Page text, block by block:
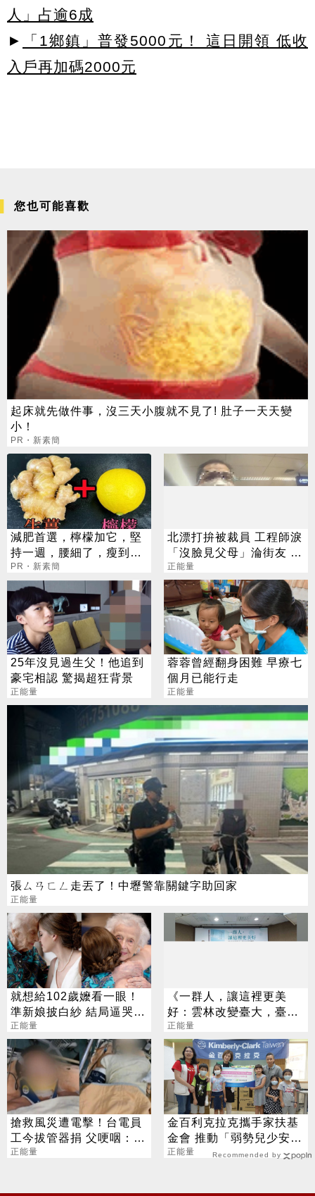
人」占逾6成
►
「1鄉鎮」普發5000元！ 這日開領 低收
入戶再加碼2000元
您也可能喜歡
起床就先做件事，沒三天小腹就不見了! 肚子一天天變
小！
PR・新素簡
減肥首選，檸檬加它，堅
持一週，腰細了，瘦到你
懷疑人生
PR・新素簡
北漂打拚被裁員 工程師淚
「沒臉見父母」淪街友 警
暖送車票
正能量
25年沒見過生父！他追到
豪宅相認 驚揭超狂背景
正能量
蓉蓉曾經翻身困難 早療七
個月已能行走
正能量
張ㄙㄢㄈㄥ走丟了！中壢警靠關鍵字助回家
正能量
就想給102歲嬤看一眼！
準新娘披白紗 結局逼哭眾
人
正能量
《一群人，讓這裡更美
好：雲林改變臺大，臺大
守護健康》新書發表記者
會
正能量
搶救風災遭電擊！台電員
工今拔管器捐 父哽咽：永
遠以你為榮
正能量
金百利克拉克攜手家扶基
金會 推動「弱勢兒少安學
計畫」
正能量 Recommended by